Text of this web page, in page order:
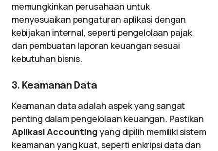
memungkinkan perusahaan untuk
menyesuaikan pengaturan aplikasi dengan
kebijakan internal, seperti pengelolaan pajak
dan pembuatan laporan keuangan sesuai
kebutuhan bisnis.
3. Keamanan Data
Keamanan data adalah aspek yang sangat
penting dalam pengelolaan keuangan. Pastikan
Aplikasi Accounting yang dipilih memiliki sistem
keamanan yang kuat, seperti enkripsi data dan